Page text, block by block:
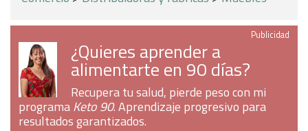
Publicidad
¿Quieres aprender a
alimentarte en 90 días?
Recupera tu salud, pierde peso con mi
programaKeto 90. Aprendizaje progresivo para
resultados garantizados.